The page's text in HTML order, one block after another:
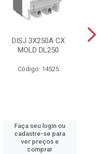
DISJ 3X250A CX
MOLD DL250
Código: 14525
Faça seu login ou
cadastre-se para
ver preços e
comprar